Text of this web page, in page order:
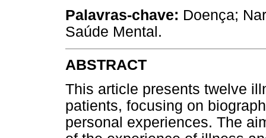
Palavras-chave: Doença;
Saúde Mental.
ABSTRACT
This article presents twelve
patients, focusing on
personal experiences. The